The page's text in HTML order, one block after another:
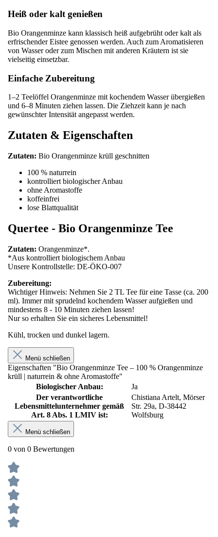
Heiß oder kalt genießen
Bio Orangenminze kann klassisch heiß aufgebrüht oder kalt als
erfrischender Eistee genossen werden. Auch zum Aromatisieren
von Wasser oder zum Mischen mit anderen Kräutern ist sie
vielseitig einsetzbar.
Einfache Zubereitung
1–2 Teelöffel Orangenminze mit kochendem Wasser übergießen
und 6–8 Minuten ziehen lassen. Die Ziehzeit kann je nach
gewünschter Intensität angepasst werden.
Zutaten & Eigenschaften
Zutaten: Bio Orangenminze krüll geschnitten
100 % naturrein
kontrolliert biologischer Anbau
ohne Aromastoffe
koffeinfrei
lose Blattqualität
Quertee - Bio Orangenminze Tee
Zutaten: Orangenminze*.
*Aus kontrolliert biologischem Anbau
Unsere Kontrollstelle: DE-ÖKO-007
Zubereitung:
Wichtiger Hinweis: Nehmen Sie 2 TL Tee für eine Tasse (ca. 200
ml). Immer mit sprudelnd kochendem Wasser aufgießen und
mindestens 8 - 10 Minuten ziehen lassen!
Nur so erhalten Sie ein sicheres Lebensmittel!
Kühl, trocken und dunkel lagern.
Menü schließen
Eigenschaften "Bio Orangenminze Tee – 100 % Orangenminze
krüll | naturrein & ohne Aromastoffe"
Biologischer Anbau:
Ja
Der verantwortliche
Lebensmittelunternehmer gemäß
Art. 8 Abs. 1 LMIV ist:
Chistiana Artelt, Mörser
Str. 29a, D-38442
Wolfsburg
Menü schließen
0 von 0 Bewertungen